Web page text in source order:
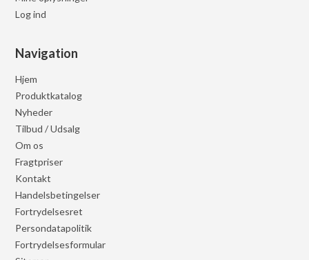
Log ind
Navigation
Hjem
Produktkatalog
Nyheder
Tilbud / Udsalg
Om os
Fragtpriser
Kontakt
Handelsbetingelser
Fortrydelsesret
Persondatapolitik
Fortrydelsesformular